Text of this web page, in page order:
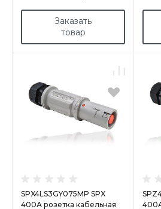
Заказать
товар
SPX4LS3GY075MP SPX
400А розетка кабельная